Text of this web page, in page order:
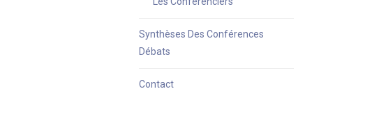
Synthèses Des Conférences
Débats
Contact